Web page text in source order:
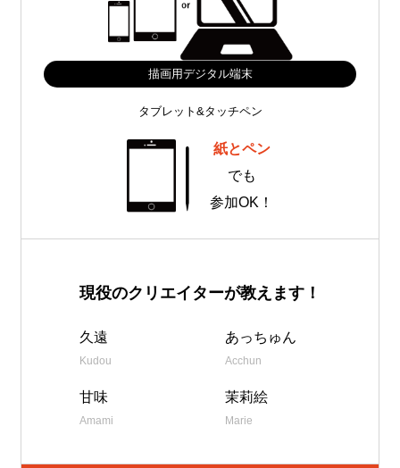
描画用デジタル端末
タブレット&タッチペン
紙とペン
でも
参加OK！
現役のクリエイターが教えます！
久遠
Kudou
あっちゅん
Acchun
甘味
Amami
茉莉絵
Marie